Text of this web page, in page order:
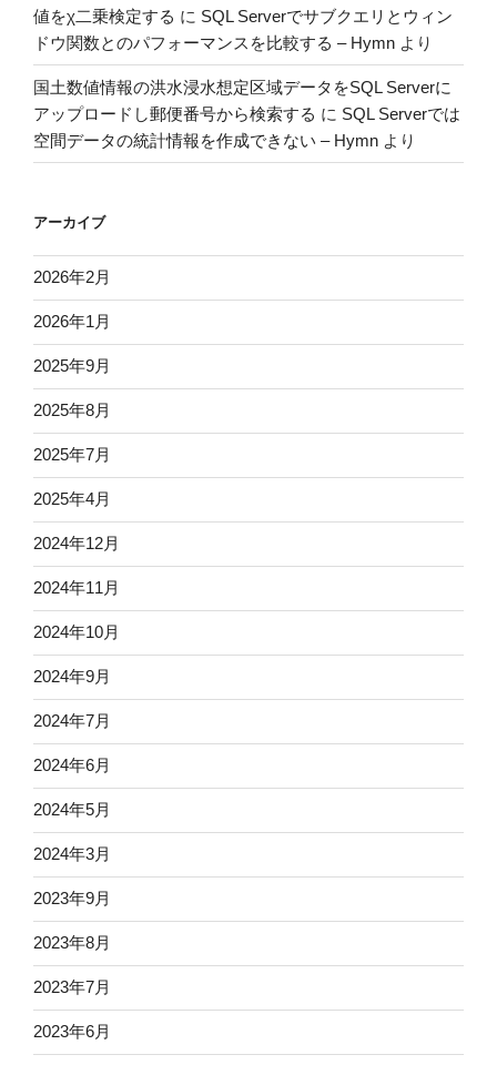
値をχ二乗検定する に SQL Serverでサブクエリとウィン
ドウ関数とのパフォーマンスを比較する – Hymn より
国土数値情報の洪水浸水想定区域データをSQL Serverに
アップロードし郵便番号から検索する に SQL Serverでは
空間データの統計情報を作成できない – Hymn より
アーカイブ
2026年2月
2026年1月
2025年9月
2025年8月
2025年7月
2025年4月
2024年12月
2024年11月
2024年10月
2024年9月
2024年7月
2024年6月
2024年5月
2024年3月
2023年9月
2023年8月
2023年7月
2023年6月